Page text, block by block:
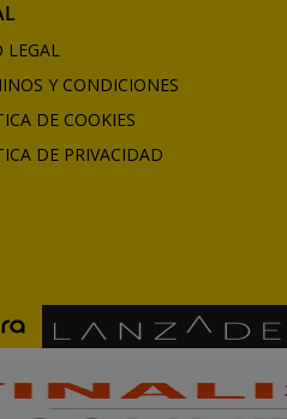
LEGAL
Y CONDICIONES
DE COOKIES
DE PRIVACIDAD